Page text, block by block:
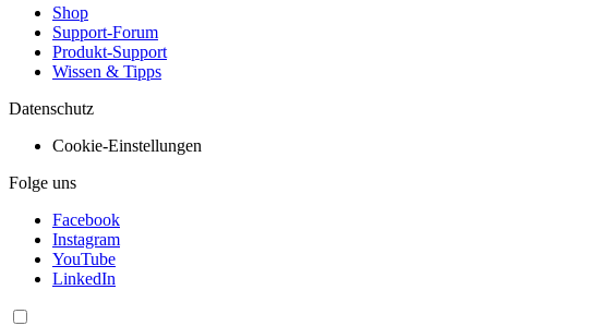
Shop
Support-Forum
Produkt-Support
Wissen & Tipps
Datenschutz
Cookie-Einstellungen
Folge uns
Facebook
Instagram
YouTube
LinkedIn